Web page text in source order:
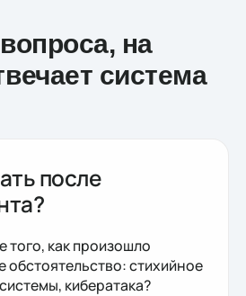
на
система
после
того, как произошло
обстоятельство: стихийное
кибератака?